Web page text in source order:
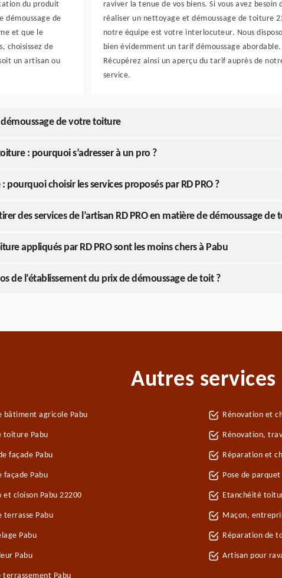
du produit
démoussage de
et que le
choisissez de
un artisan ou
raviver la tenue de vos biens. Si vous avez besoin
réaliser un nettoyage et démoussage de toiture
notre équipe est votre interlocuteur. Nous
bien évidemment un tarif démoussage abordable.
Récupérez ainsi un aperçu du tarif auprès de
service.
de votre toiture
: pourquoi s’adresser à un pro ?
pourquoi choisir les services proposés par RD PRO ?
des services de l’artisan RD PRO en matière de démoussage de
appliqués par RD PRO sont les moins chers à Pabu
de l’établissement du prix de démoussage de toit ?
Autres services
bâtiment agricole Pabu
toiture Pabu
façade Pabu
façade Pabu
et cloison Pabu 22200
terrasse Pabu
Pabu
Pabu
terrassement Pabu
Rénovation et
Rénovation,
Réparation et
Pose de parquet
Etanchéité
Maçon,
Réparation de
Artisan pour